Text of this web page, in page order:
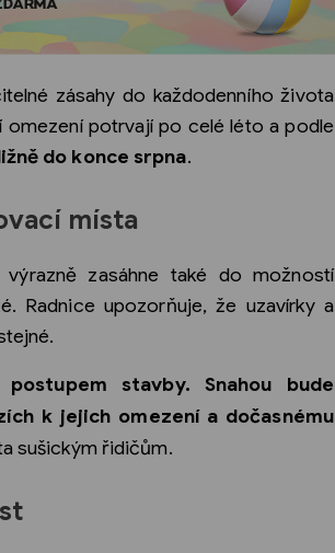
zásahy do každodenního života
omezení potrvají po celé léto a podle
do konce srpna.
místa
zasáhne také do možností
Radnice upozorňuje, že uzavírky a
stavby. Snahou bude
k jejich omezení a dočasnému
sušickým řidičům.